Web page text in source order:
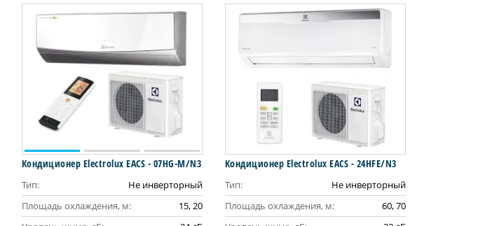
Кондиционер Electrolux EACS - 07HG-M/N3
Тип:
Не инверторный
Площадь охлаждения, м:
15, 20
Кондиционер Electrolux EACS - 24HFE/N3
Тип:
Не инверторный
Площадь охлаждения, м:
60, 70